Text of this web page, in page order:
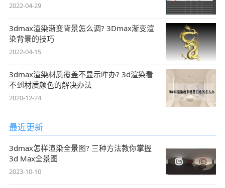
2022-04-29
3dmax渲染渐变背景怎么调? 3Dmax渐变渲
染背景的技巧
2022-04-15
3dmax渲染材质覆盖不显示咋办? 3d渲染看
不到材质颜色的解决办法
2020-12-24
最近更新
3dmax怎样渲染全景图? 三种方法教你掌握
3d Max全景图
2023-10-10